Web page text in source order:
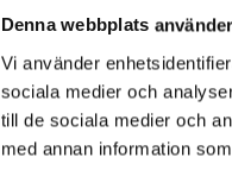
Denna webbplats
Vi använder
sociala medier och
till de sociala medier och
med annan information